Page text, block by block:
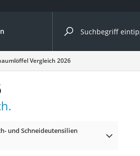
nach Kategorie
Vergleich 2026
und Schneideutensilien